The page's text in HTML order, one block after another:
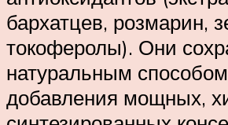
бархатцев, розмарин,
токоферолы). Они
натуральным
добавления мощных,